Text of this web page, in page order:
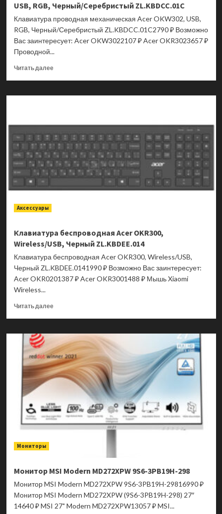
USB, RGB, Черный/Серебристый ZL.KBDCC.01C
Клавиатура проводная механическая Acer OKW302, USB,
RGB, Черный/Серебристый ZL.KBDCC.01C2790 ₽ Возможно
Вас заинтересует: Acer OKW3022107 ₽ Acer OKR3023657 ₽
Проводной...
Читать далееПрочитать
Клавиатура
Acer
USB,
RGB,
Черный/
Серебристый
ZL.KBDCC.01C
Аксессуары
Клавиатура беспроводная Acer OKR300,
Wireless/USB, Черный ZL.KBDEE.014
Клавиатура беспроводная Acer OKR300, Wireless/USB,
Черный ZL.KBDEE.0141990 ₽ Возможно Вас заинтересует:
Acer OKR0201387 ₽ Acer OKR3001488 ₽ Мышь Xiaomi
Wireless...
Читать далееПрочитать
Клавиатура
беспроводная
Acer
OKR300,
Wireless/USB,
Черный
ZL.KBDEE.014
Мониторы
Монитор MSI Modern MD272XPW 9S6-3PB19H-298
Монитор MSI Modern MD272XPW 9S6-3PB19H-29816990 ₽
Монитор MSI Modern MD272XPW (9S6-3PB19H-298) 27″
14640 ₽ MSI 27" Modern MD272XPW13057 ₽ MSI...